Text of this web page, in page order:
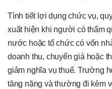
Tình tiết lợi dụng chức vụ,
xuất hiện khi người có thẩm
nước hoặc tổ chức có vốn
doanh thu, chuyển giá hoặc
giảm nghĩa vụ thuế. Trường
tăng nặng và thường đi kèm